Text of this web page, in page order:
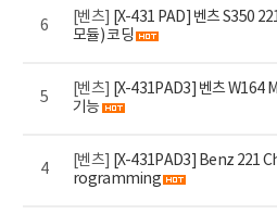
6 [벤츠]
[X-431 PAD] 벤츠 S350
모듈) 코딩
5 [벤츠]
[X-431PAD3] 벤츠 W164
기능
4 [벤츠]
[X-431PAD3] Benz 221
rogramming